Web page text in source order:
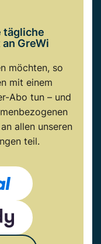
tägliche
GreWi
möchten, so
mit einem
Abo tun – und
allen unseren
teil.